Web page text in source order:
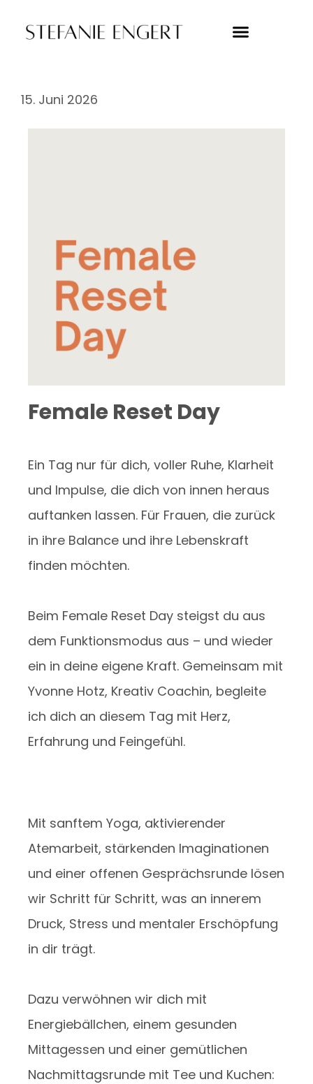
15. Juni 2026
Female Reset Day
Ein Tag nur für dich, voller Ruhe, Klarheit
und Impulse, die dich von innen heraus
auftanken lassen. Für Frauen, die zurück
in ihre Balance und ihre Lebenskraft
finden möchten.
Beim Female Reset Day steigst du aus
dem Funktionsmodus aus – und wieder
ein in deine eigene Kraft. Gemeinsam mit
Yvonne Hotz, Kreativ Coachin, begleite
ich dich an diesem Tag mit Herz,
Erfahrung und Feingefühl.
Mit sanftem Yoga, aktivierender
Atemarbeit, stärkenden Imaginationen
und einer offenen Gesprächsrunde lösen
wir Schritt für Schritt, was an innerem
Druck, Stress und mentaler Erschöpfung
in dir trägt.
Dazu verwöhnen wir dich mit
Energiebällchen, einem gesunden
Mittagessen und einer gemütlichen
Nachmittagsrunde mit Tee und Kuchen: